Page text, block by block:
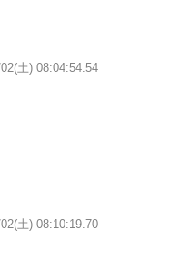
土) 08:04:54.54
土) 08:10:19.70